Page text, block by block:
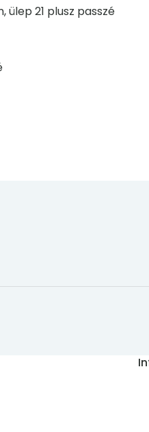
21 plusz passzé